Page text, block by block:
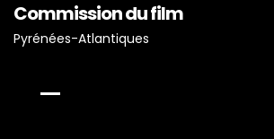
Commission du film
Pyrénées-Atlantiques
Accueil
Actualités